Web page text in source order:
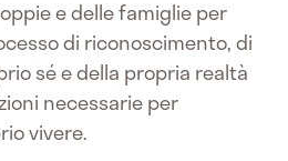
e delle famiglie per
di riconoscimento, di
sé e della propria realtà
necessarie per
vivere.